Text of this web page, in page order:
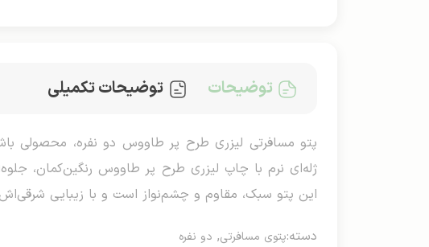
توضیحات توضیحات تکمیلی
ژله‌ای نرم با چاپ لیزری طرح پر طاووس رنگین‌کمان،
این پتو سبک، مقاوم و چشم‌نواز است و با زیبایی
دسته:پتوی مسافرتی, دو نفره